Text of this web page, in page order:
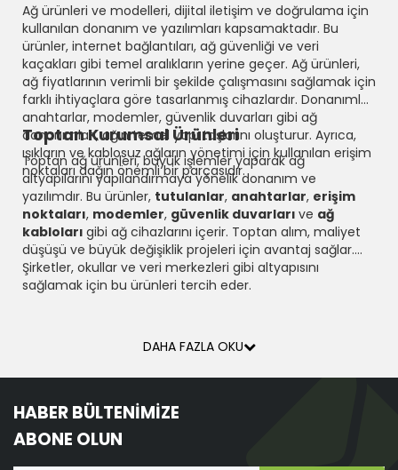
Ağ ürünleri ve modelleri, dijital iletişim ve doğrulama için
kullanılan donanım ve yazılımları kapsamaktadır. Bu
ürünler, internet bağlantıları, ağ güvenliği ve veri
kaçakları gibi temel aralıkların yerine geçer. Ağ ürünleri,
ağ fiyatlarının verimli bir şekilde çalışmasını sağlamak için
farklı ihtiyaçlara göre tasarlanmış cihazlardır. Donanımlar,
anahtarlar, modemler, güvenlik duvarları gibi ağ
donanımları, ağın temel yapı taşlarını oluşturur. Ayrıca,
ışıkların ve kablosuz ağların yönetimi için kullanılan erişim
noktaları dağın önemli bir parçasıdır.
Toptan Kurumsal Ürünleri
Toptan ağ ürünleri, büyük işlemler yaparak ağ
altyapılarını yapılandırmaya yönelik donanım ve
yazılımdır. Bu ürünler, tutulanlar, anahtarlar, erişim
noktaları, modemler, güvenlik duvarları ve ağ
kabloları gibi ağ cihazlarını içerir. Toptan alım, maliyet
düşüşü ve büyük değişiklik projeleri için avantaj sağlar.
Şirketler, okullar ve veri merkezleri gibi altyapısını
sağlamak için bu ürünleri tercih eder.
DAHA FAZLA OKU
HABER BÜLTENİMİZE
ABONE OLUN